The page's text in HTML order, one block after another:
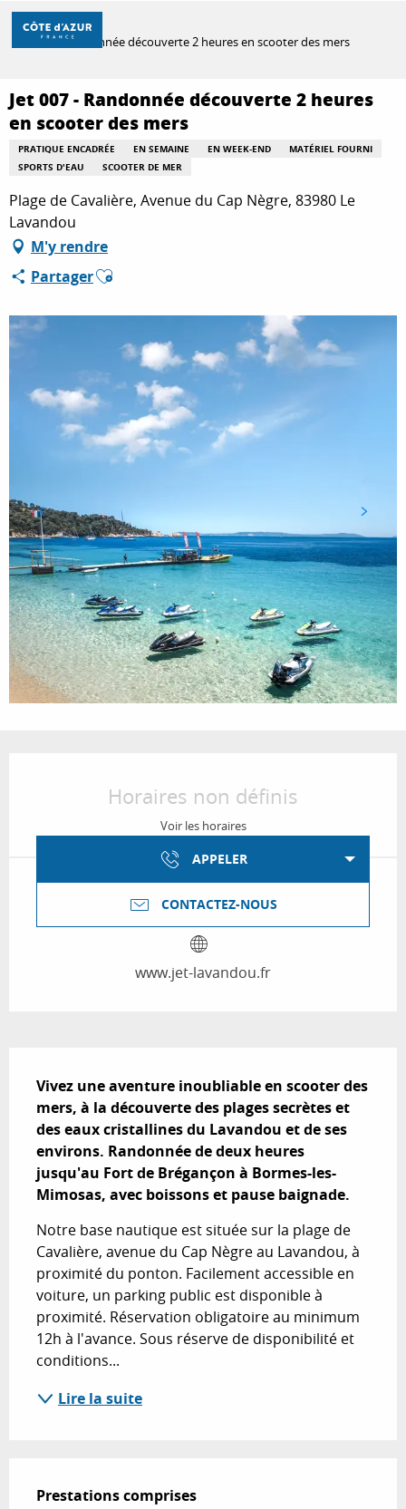
Aller
contenu
DÉCOUVRIR
À FAIRE
SÉJOURNER
Accueil
Jet 007 - Randonnée découverte 2 heures en scooter des mers
Jet 007 - Randonnée découverte 2 heures
en scooter des mers
PRATIQUE ENCADRÉE EN SEMAINE EN WEEK-END
MATÉRIEL FOURNI
SPORTS D'EAU
SCOOTER DE MER
Plage de Cavalière, Avenue du Cap Nègre, 83980 Le
Lavandou
M'y rendre
PartagerAjouter aux favoris
Horaires non définis
Voir les horaires
APPELER
CONTACTEZ-NOUS
www.jet-lavandou.fr
Vivez une aventure inoubliable en scooter des
mers, à la découverte des plages secrètes et
des eaux cristallines du Lavandou et de ses
environs. Randonnée de deux heures
jusqu'au Fort de Brégançon à Bormes-les-
Mimosas, avec boissons et pause baignade.
Notre base nautique est située sur la plage de
Cavalière, avenue du Cap Nègre au Lavandou, à
proximité du ponton. Facilement accessible en
voiture, un parking public est disponible à
proximité. Réservation obligatoire au minimum
12h à l'avance. Sous réserve de disponibilité et
conditions...
Lire la suite
Prestations comprises
Prestations comprises